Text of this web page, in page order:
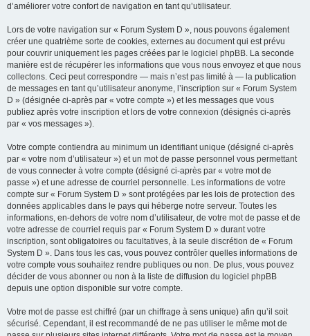
d’améliorer votre confort de navigation en tant qu’utilisateur.
Lors de votre navigation sur « Forum System D », nous pouvons également
créer une quatrième sorte de cookies, externes au document qui est prévu
pour couvrir uniquement les pages créées par le logiciel phpBB. La seconde
manière est de récupérer les informations que vous nous envoyez et que nous
collectons. Ceci peut correspondre — mais n’est pas limité à — la publication
de messages en tant qu’utilisateur anonyme, l’inscription sur « Forum System
D » (désignée ci-après par « votre compte ») et les messages que vous
publiez après votre inscription et lors de votre connexion (désignés ci-après
par « vos messages »).
Votre compte contiendra au minimum un identifiant unique (désigné ci-après
par « votre nom d’utilisateur ») et un mot de passe personnel vous permettant
de vous connecter à votre compte (désigné ci-après par « votre mot de
passe ») et une adresse de courriel personnelle. Les informations de votre
compte sur « Forum System D » sont protégées par les lois de protection des
données applicables dans le pays qui héberge notre serveur. Toutes les
informations, en-dehors de votre nom d’utilisateur, de votre mot de passe et de
votre adresse de courriel requis par « Forum System D » durant votre
inscription, sont obligatoires ou facultatives, à la seule discrétion de « Forum
System D ». Dans tous les cas, vous pouvez contrôler quelles informations de
votre compte vous souhaitez rendre publiques ou non. De plus, vous pouvez
décider de vous abonner ou non à la liste de diffusion du logiciel phpBB
depuis une option disponible sur votre compte.
Votre mot de passe est chiffré (par un chiffrage à sens unique) afin qu’il soit
sécurisé. Cependant, il est recommandé de ne pas utiliser le même mot de